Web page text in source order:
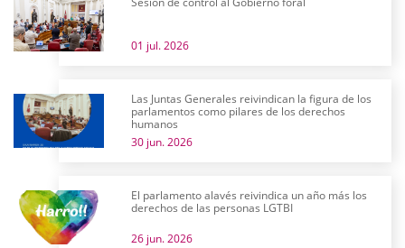
01 jul. 2026
Las Juntas Generales reivindican la figura de los
parlamentos como pilares de los derechos
humanos
30 jun. 2026
El parlamento alavés reivindica un año más los
derechos de las personas LGTBI
26 jun. 2026